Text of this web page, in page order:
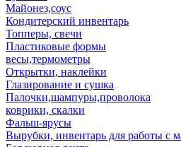
Майонез,соус
Кондитерский инвентарь
Топперы, свечи
Пластиковые формы
весы,термометры
Открытки, наклейки
Глазирование и сушка
Палочки,шампуры,проволока
коврики, скалки
Фальш-ярусы
Вырубки, инвентарь для работы с